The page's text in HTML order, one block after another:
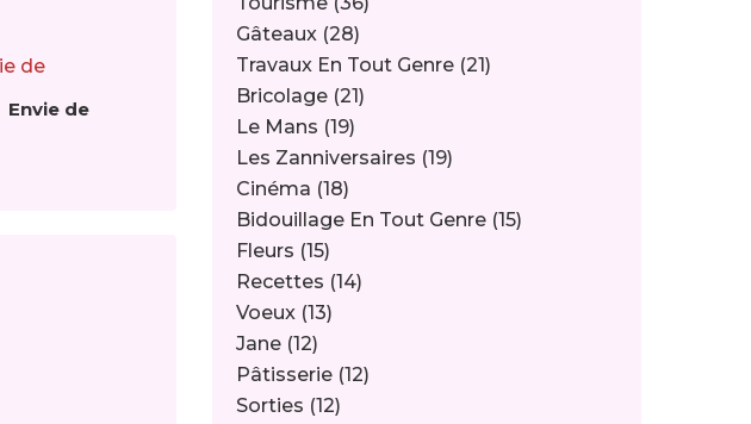
Envie de
Gâteaux (28)
Travaux En Tout Genre (21)
Bricolage (21)
Le Mans (19)
Les Zanniversaires (19)
Cinéma (18)
Bidouillage En Tout Genre (15)
Fleurs (15)
Recettes (14)
Voeux (13)
Jane (12)
Pâtisserie (12)
Sorties (12)